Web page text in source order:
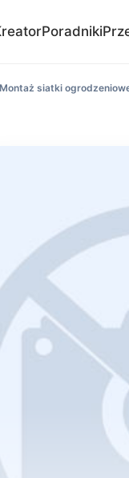
Poradniki
Montaż siatki